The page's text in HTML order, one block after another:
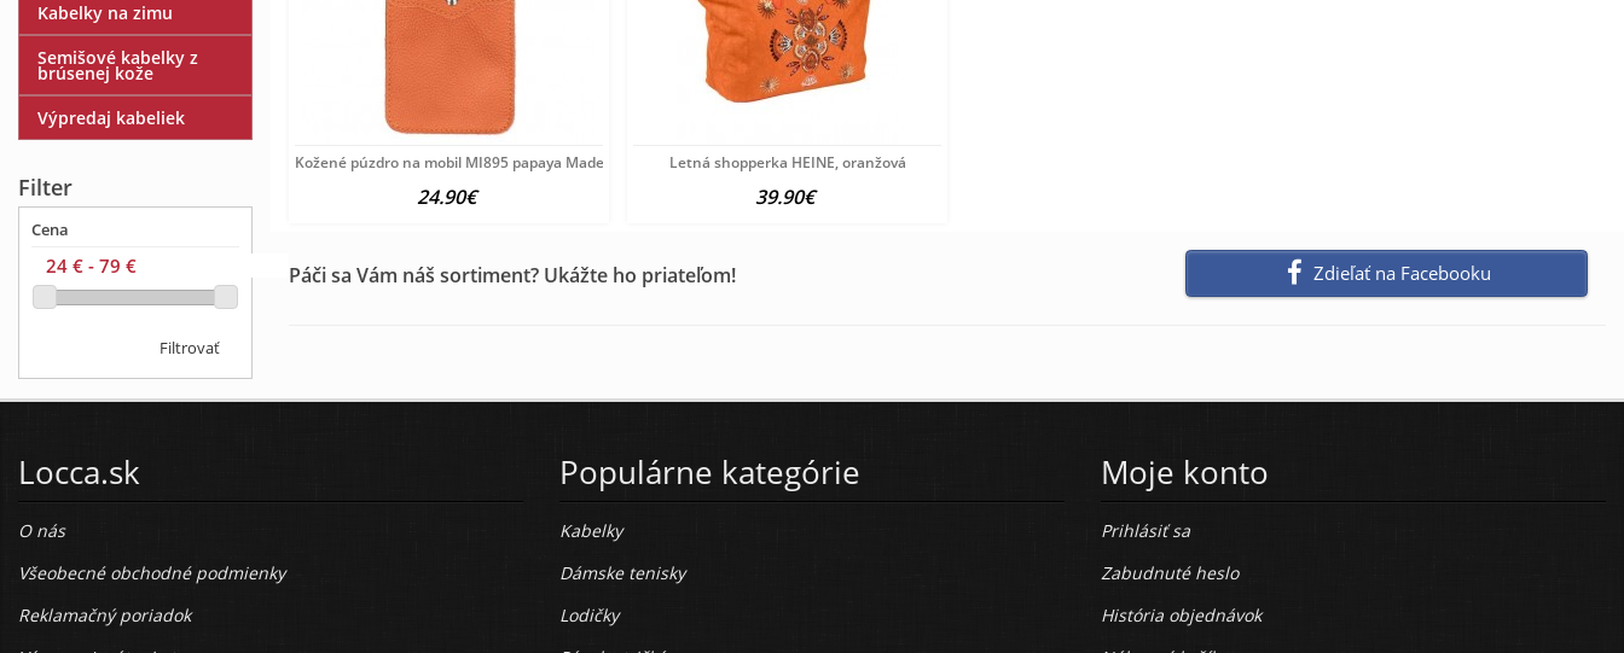
Kožené púzdro na mobil MI895 papaya Made in Italy, Papaya
24.90€
Letná shopperka HEINE, oranžová
39.90€
Páči sa Vám náš sortiment? Ukážte ho priateľom! Zdieľať na Facebooku
Kabelky na zimu
Semišové kabelky z
brúsenej kože
Výpredaj kabeliek
Filter
Cena
Filtrovať
Locca.sk
O nás
Všeobecné obchodné podmienky
Reklamačný poriadok
Populárne kategórie
Kabelky
Dámske tenisky
Lodičky
Moje konto
Prihlásiť sa
Zabudnuté heslo
História objednávok